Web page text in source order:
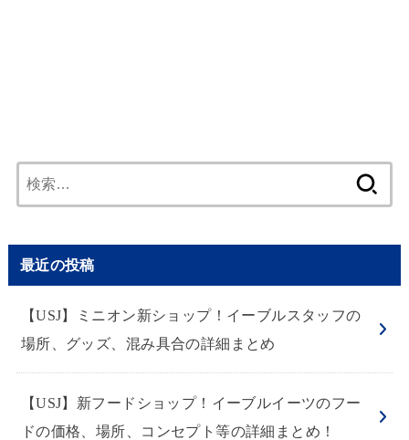
索:
最近の投稿
【USJ】ミニオン新ショップ！イーブルスタッフの
場所、グッズ、混み具合の詳細まとめ
【USJ】新フードショップ！イーブルイーツのフー
ドの価格、場所、コンセプト等の詳細まとめ！